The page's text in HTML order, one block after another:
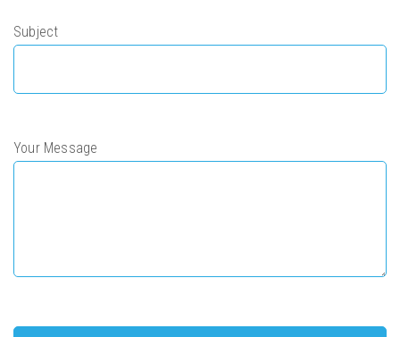
Subject
Your Message